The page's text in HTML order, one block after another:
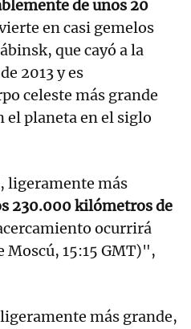
de unos 20
en casi gemelos
que cayó a la
2013 y es
celeste más grande
el planeta en el siglo
ligeramente más
230.000 kilómetros de
ocurrirá
Moscú, 15:15 GMT)",
más grande,